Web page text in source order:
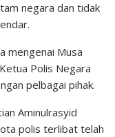
negara dan tidak
mengenai Musa
Polis Negara
pelbagai pihak.
Aminulrasyid
polis terlibat telah